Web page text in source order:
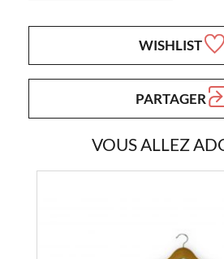
WISHLIST
PARTAGER
VOUS ALLEZ